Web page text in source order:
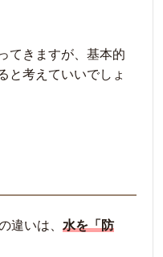
てきますが、基本的
と考えていいでしょ
違いは、 水を「防